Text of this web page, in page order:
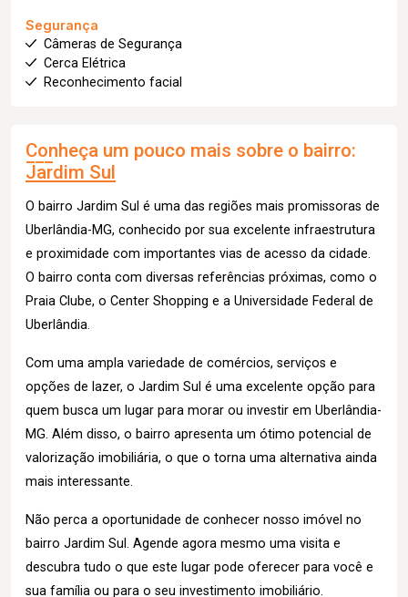
Segurança
Câmeras de Segurança
Cerca Elétrica
Reconhecimento facial
Conheça um pouco mais sobre o bairro:
Jardim Sul
O bairro Jardim Sul é uma das regiões mais promissoras de
Uberlândia-MG, conhecido por sua excelente infraestrutura
e proximidade com importantes vias de acesso da cidade.
O bairro conta com diversas referências próximas, como o
Praia Clube, o Center Shopping e a Universidade Federal de
Uberlândia.
Com uma ampla variedade de comércios, serviços e
opções de lazer, o Jardim Sul é uma excelente opção para
quem busca um lugar para morar ou investir em Uberlândia-
MG. Além disso, o bairro apresenta um ótimo potencial de
valorização imobiliária, o que o torna uma alternativa ainda
mais interessante.
Não perca a oportunidade de conhecer nosso imóvel no
bairro Jardim Sul. Agende agora mesmo uma visita e
descubra tudo o que este lugar pode oferecer para você e
sua família ou para o seu investimento imobiliário.